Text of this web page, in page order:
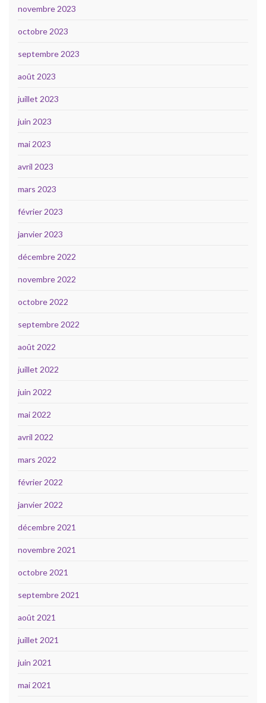
novembre 2023
octobre 2023
septembre 2023
août 2023
juillet 2023
juin 2023
mai 2023
avril 2023
mars 2023
février 2023
janvier 2023
décembre 2022
novembre 2022
octobre 2022
septembre 2022
août 2022
juillet 2022
juin 2022
mai 2022
avril 2022
mars 2022
février 2022
janvier 2022
décembre 2021
novembre 2021
octobre 2021
septembre 2021
août 2021
juillet 2021
juin 2021
mai 2021